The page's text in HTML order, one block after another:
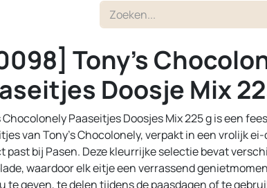
Tony's
Doosje Mix
Chocolonely Paaseitjes Doosjes Mix 225 g is een
van Tony's Chocolonely, verpakt in een vrolijk
past bij Pasen. Deze kleurrijke selectie bevat
waardoor elk eitje een verrassend
te geven, te delen tijdens de paasdagen of te